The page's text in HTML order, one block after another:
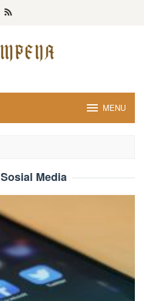
MENU
Sosial Media